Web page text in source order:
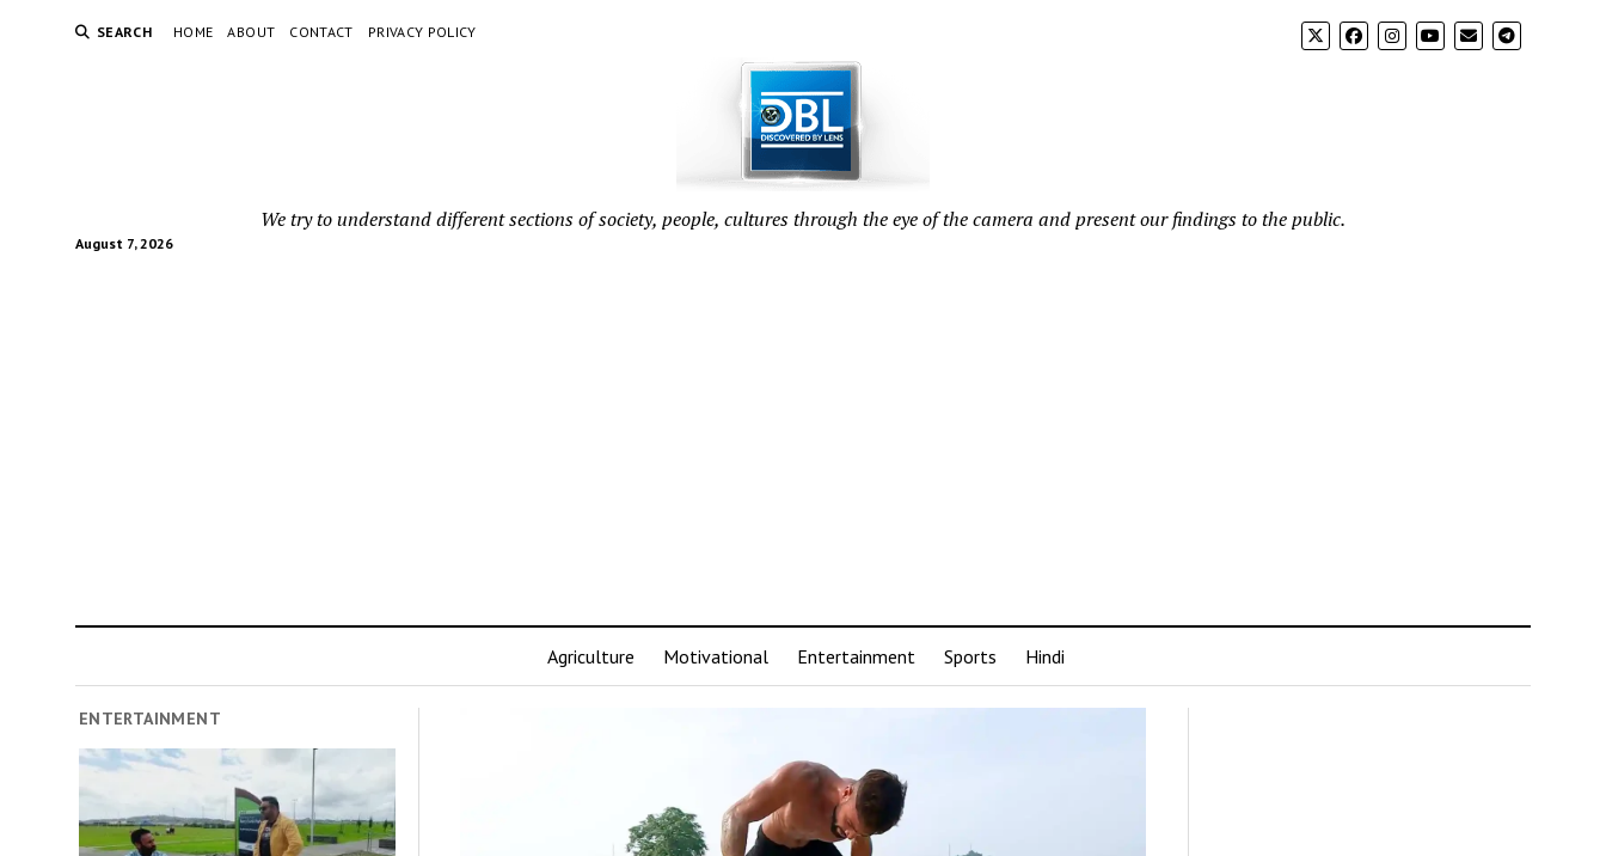
SEARCH HOME ABOUT CONTACT PRIVACY POLICY
August 7, 2026
We try to understand different sections of society, people, cultures through the eye of the camera and present our findings to the public.
Agriculture Motivational Entertainment Sports Hindi
ENTERTAINMENT